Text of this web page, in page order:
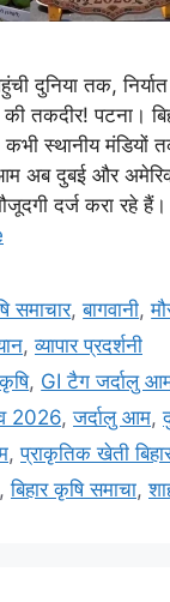
दुनिया तक,
तकदीर! पटना।
स्थानीय मंडियों
अब दुबई और
दर्ज करा रहे
समाचार,बागवानी,
,व्यापार प्रदर्शनी
, GI टैग जर्दालु
2026,जर्दालु आम,
,प्राकृतिक खेती
,बिहार कृषि समाचा,